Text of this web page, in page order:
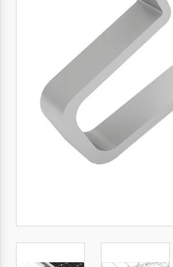
Înregistrează-
Configurator